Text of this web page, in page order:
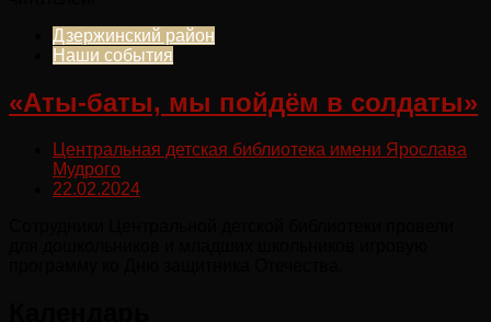
Дзержинский район
Наши события
«Аты-баты, мы пойдём в солдаты»
Центральная детская библиотека имени Ярослава
Мудрого
22.02.2024